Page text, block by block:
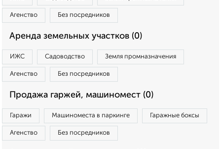
Агенство Без посредников
Аренда земельных участков (0)
ИЖС Садоводство Земля промназначения
Агенство Без посредников
Продажа гаржей, машиномест (0)
Гаражи Машиноместа в паркинге Гаражные боксы
Агенство Без посредников